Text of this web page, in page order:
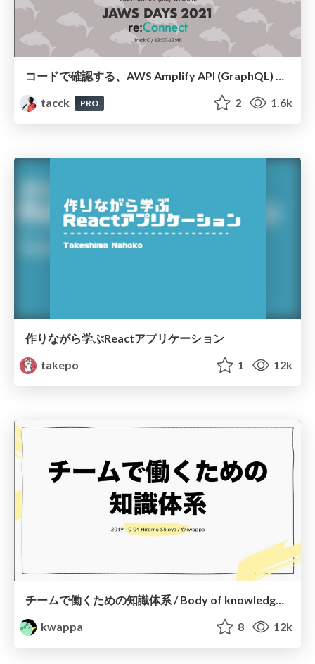
コードで確認する、AWS Amplify API (GraphQL) Subscriptions によるリアルタイム通知のパターン #JAWSDAYS2021 #jawsdays2021_C
tacck
PRO 2 1.6k
作りながら学ぶReactアプリケーション
takepo
1 12k
チームで働くための知識体系 / Body of knowledge for working in a team
kwappa
8 12k